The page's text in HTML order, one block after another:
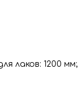
лаков: 1200 мм;